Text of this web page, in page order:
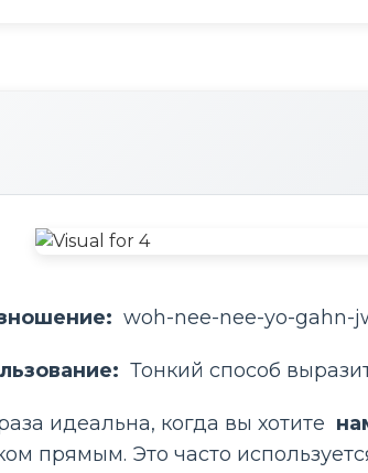
woh-nee-nee-yo-gahn-
Тонкий способ
идеальна, когда вы хотите
прямым. Это часто